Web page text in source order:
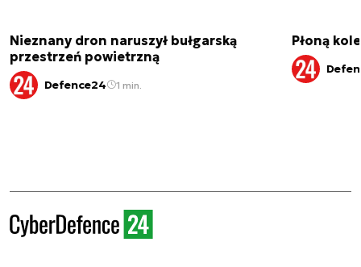
Nieznany dron naruszył bułgarską
przestrzeń powietrzną
Defence24 1 min.
Płoną